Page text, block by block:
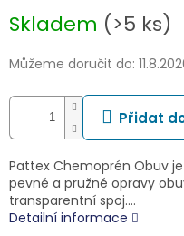
cena:
Skladem (>5 ks)
Můžeme doručit do:
Přidat
Pattex Chemoprén Obuv
pevné a pružné opravy
transparentní spoj.…
Detailní informace